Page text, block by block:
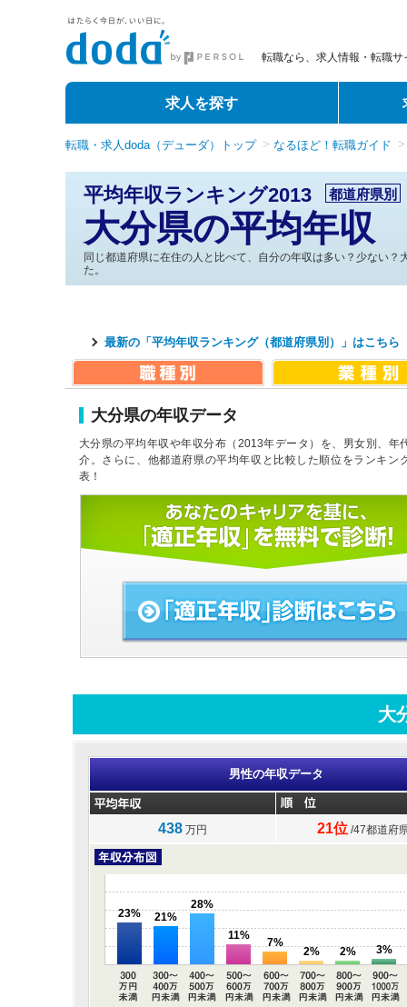
転職なら、求人情報・転職
求人を探す
転職・求人doda（デューダ）トップ なるほど！転職ガイド
平均年収ランキング2013 都道府県別
大分県の平均年収
同じ都道府県に在住の人と比べて、自分の年収は多い？少ない
た。
最新の「平均年収ランキング（都道府県別）」はこちら
大分県の年収データ
大分県の平均年収や年収分布（2013年データ）を、男女別、年
介。さらに、他都道府県の平均年収と比較した順位をランキン
表！
大
男性の年収データ
438 万円 21位 /47都道府
23% 21%
28%
11%
7%
2% 2% 3%